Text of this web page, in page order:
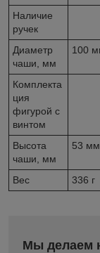
Наличие
ручек
Диаметр
чаши, мм
100
Комплекта
ция
фигурой с
винтом
Высота
чаши, мм
53 мм
Вес 336 г
Мы делаем